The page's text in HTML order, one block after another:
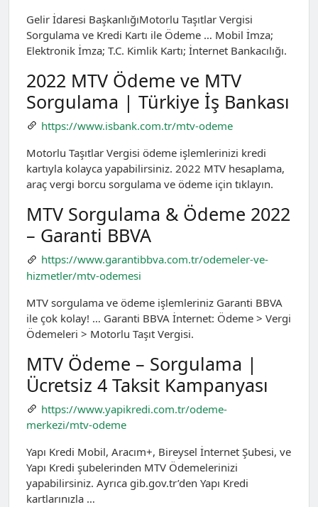
Gelir İdaresi BaşkanlığıMotorlu Taşıtlar Vergisi
Sorgulama ve Kredi Kartı ile Ödeme … Mobil İmza;
Elektronik İmza; T.C. Kimlik Kartı; İnternet Bankacılığı.
2022 MTV Ödeme ve MTV
Sorgulama | Türkiye İş Bankası
https://www.isbank.com.tr/mtv-odeme
Motorlu Taşıtlar Vergisi ödeme işlemlerinizi kredi
kartıyla kolayca yapabilirsiniz. 2022 MTV hesaplama,
araç vergi borcu sorgulama ve ödeme için tıklayın.
MTV Sorgulama & Ödeme 2022
– Garanti BBVA
https://www.garantibbva.com.tr/odemeler-ve-
hizmetler/mtv-odemesi
MTV sorgulama ve ödeme işlemleriniz Garanti BBVA
ile çok kolay! … Garanti BBVA İnternet: Ödeme > Vergi
Ödemeleri > Motorlu Taşıt Vergisi.
MTV Ödeme – Sorgulama |
Ücretsiz 4 Taksit Kampanyası
https://www.yapikredi.com.tr/odeme-
merkezi/mtv-odeme
Yapı Kredi Mobil, Aracım+, Bireysel İnternet Şubesi, ve
Yapı Kredi şubelerinden MTV Ödemelerinizi
yapabilirsiniz. Ayrıca gib.gov.tr’den Yapı Kredi
kartlarınızla …